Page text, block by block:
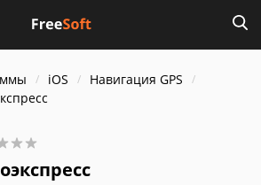
iOS
Навигация GPS